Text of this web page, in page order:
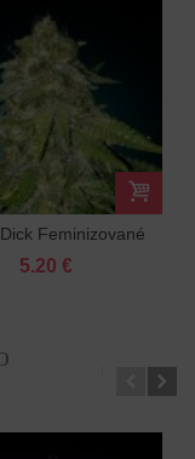
Feminizované
5.20 €